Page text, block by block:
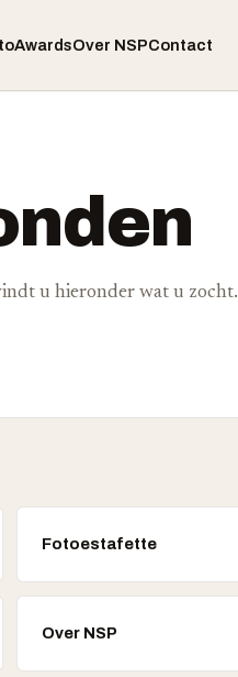
AwardsOver NSPContact
u hieronder wat u zocht.
Fotoestafette
Over NSP